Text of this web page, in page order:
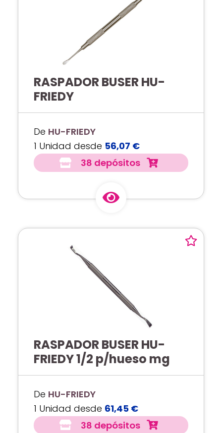
RASPADOR BUSER HU-
FRIEDY
De HU-FRIEDY
1 Unidad desde 56,07 €
38 depósitos
RASPADOR BUSER HU-
FRIEDY 1/2 p/hueso mg
De HU-FRIEDY
1 Unidad desde 61,45 €
38 depósitos